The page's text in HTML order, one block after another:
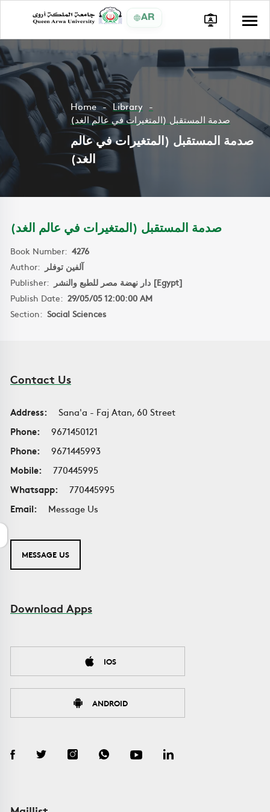
AR
Home
Library
صدمة المستقبل (المتغيرات في عالم الغد)
صدمة المستقبل (المتغيرات في عالم
الغد)
صدمة المستقبل (المتغيرات في عالم الغد)
Book Number: 4276
Author: آلفين توفلر
Publisher:
دار نهضة مصر للطبع والنشر [Egypt]
Publish Date: 29/05/05 12:00:00 AM
Section: Social Sciences
Contact Us
Address:
Sana'a - Faj Atan, 60 Street
Phone:
9671450121
Phone:
9671445993
Mobile:
770445995
Whatsapp:
770445995
Email:
Message Us
MESSAGE US
Download Apps
IOS
ANDROID